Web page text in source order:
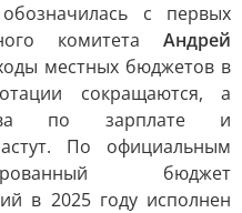
с первых
комитета Андрей
местных бюджетов в
сокращаются, а
по зарплате и
По официальным
бюджет
в 2025 году исполнен